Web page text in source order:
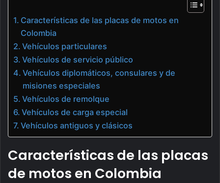
Características de las placas de motos en
Colombia
Vehículos particulares
Vehículos de servicio público
Vehículos diplomáticos, consulares y de
misiones especiales
Vehículos de remolque
Vehículos de carga especial
Vehículos antiguos y clásicos
Características de las placas
de motos en Colombia